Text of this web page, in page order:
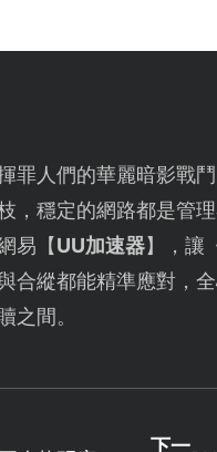
罪人們的華麗暗影戰
，穩定的網路都是管
易【UU加速器】，讓
合縱都能精準應對，
之間。
下一